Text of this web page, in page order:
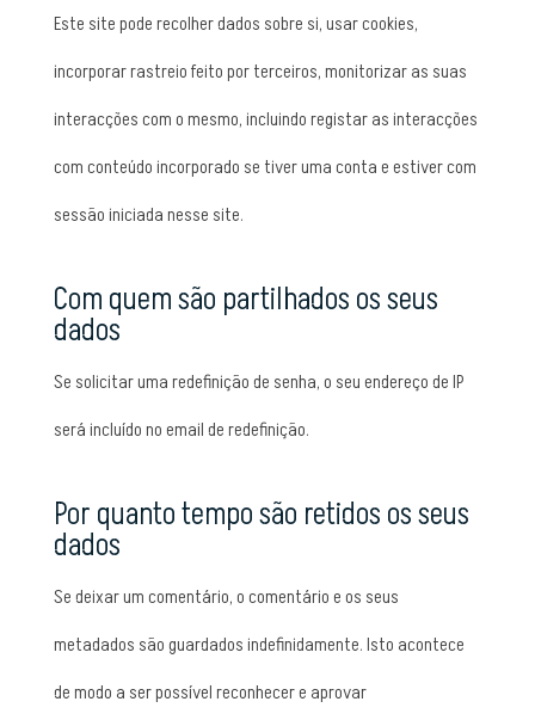
Este site pode recolher dados sobre si, usar cookies,
incorporar rastreio feito por terceiros, monitorizar as suas
interacções com o mesmo, incluindo registar as interacções
com conteúdo incorporado se tiver uma conta e estiver com
sessão iniciada nesse site.
Com quem são partilhados os seus
dados
Se solicitar uma redefinição de senha, o seu endereço de IP
será incluído no email de redefinição.
Por quanto tempo são retidos os seus
dados
Se deixar um comentário, o comentário e os seus
metadados são guardados indefinidamente. Isto acontece
de modo a ser possível reconhecer e aprovar